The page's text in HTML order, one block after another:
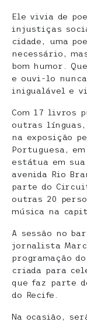
Ele vivia de
injustiças
cidade, uma
necessário,
bom humor.
e ouvi-lo
inigualável e
Com 17 livros
outras
na exposição
Portuguesa,
estátua em sua
avenida Rio
parte do
outras 20
música na
A sessão no
jornalista
programação
criada para
que faz parte
do Recife.
Na ocasião,